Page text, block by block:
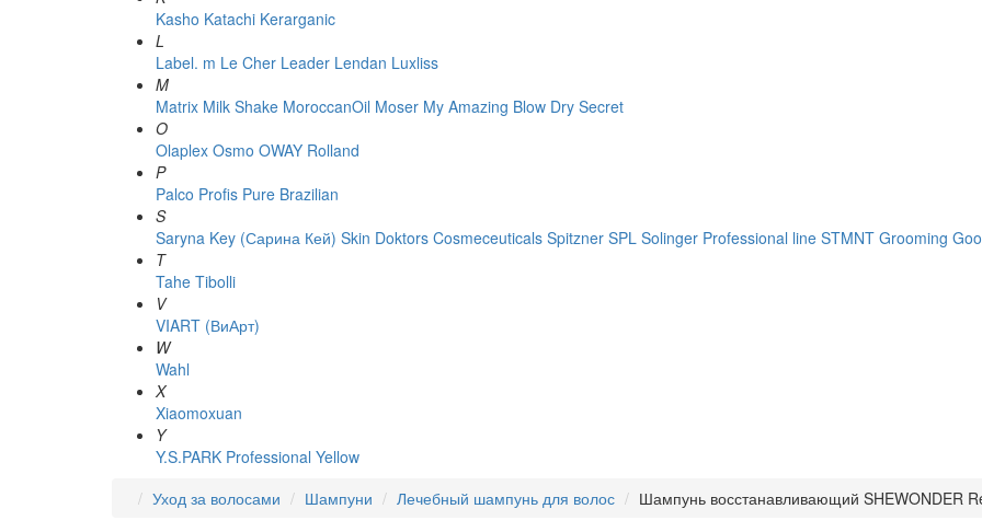
Kasho Katachi Kerarganic
L
Label. m Le Cher Leader Lendan Luxliss
M
Matrix Milk Shake MoroccanOil Moser My Amazing Blow Dry Secret
O
Olaplex Osmo OWAY Rolland
P
Palco Profis Pure Brazilian
S
Saryna Key (Сарина Кей) Skin Doktors Cosmeceuticals Spitzner SPL Solinger Professional line STMNT Grooming
T
Tahe Tibolli
V
VIART (ВиАрт)
W
Wahl
X
Xiaomoxuan
Y
Y.S.PARK Professional Yellow
Уход за волосами
Шампуни Лечебный шампунь для волос Шампунь восстанавливающий SHEWONDER